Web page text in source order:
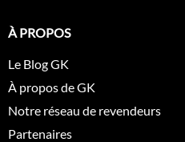
À PROPOS
Le Blog GK
À propos de GK
Notre réseau de revendeurs
Partenaires